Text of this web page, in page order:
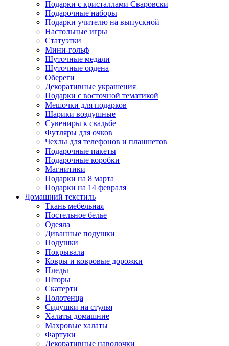
Подарки с кристаллами Сваровски
Подарочные наборы
Подарки учителю на выпускной
Настольные игры
Статуэтки
Мини-гольф
Шуточные медали
Шуточные ордена
Обереги
Декоративные украшения
Подарки с восточной тематикой
Мешочки для подарков
Шарики воздушные
Сувениры к свадьбе
Футляры для очков
Чехлы для телефонов и планшетов
Подарочные пакеты
Подарочные коробки
Магнитики
Подарки на 8 марта
Подарки на 14 февраля
Домашний текстиль
Ткань мебельная
Постельное белье
Одеяла
Диванные подушки
Подушки
Покрывала
Ковры и ковровые дорожки
Пледы
Шторы
Скатерти
Полотенца
Сидушки на стулья
Халаты домашние
Махровые халаты
Фартуки
Декоративные наволочки